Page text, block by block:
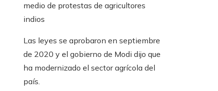
medio de protestas de agricultores
indios
Las leyes se aprobaron en septiembre
de 2020 y el gobierno de Modi dijo que
ha modernizado el sector agrícola del
país.